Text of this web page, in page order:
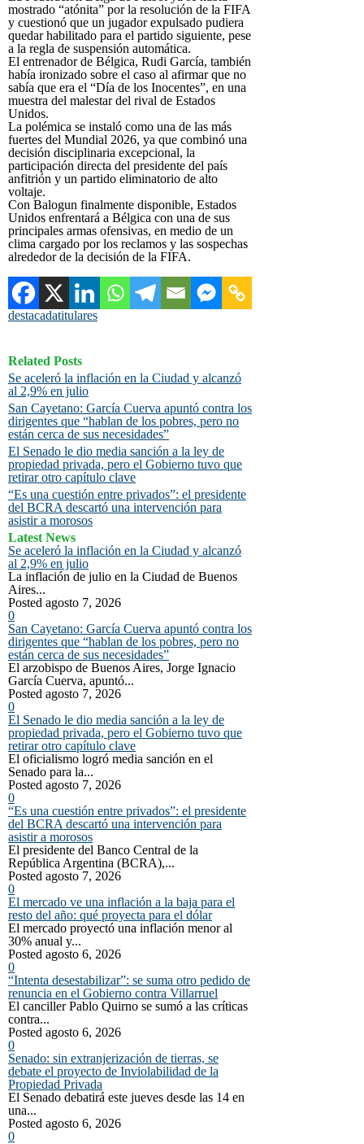
mostrado “atónita” por la resolución de la FIFA
y cuestionó que un jugador expulsado pudiera
quedar habilitado para el partido siguiente, pese
a la regla de suspensión automática.
El entrenador de Bélgica, Rudi García, también
había ironizado sobre el caso al afirmar que no
sabía que era el “Día de los Inocentes”, en una
muestra del malestar del rival de Estados
Unidos.
La polémica se instaló como una de las más
fuertes del Mundial 2026, ya que combinó una
decisión disciplinaria excepcional, la
participación directa del presidente del país
anfitrión y un partido eliminatorio de alto
voltaje.
Con Balogun finalmente disponible, Estados
Unidos enfrentará a Bélgica con una de sus
principales armas ofensivas, en medio de un
clima cargado por los reclamos y las sospechas
alrededor de la decisión de la FIFA.
destacadatitulares
Related Posts
Se aceleró la inflación en la Ciudad y alcanzó
al 2,9% en julio
San Cayetano: García Cuerva apuntó contra los
dirigentes que “hablan de los pobres, pero no
están cerca de sus necesidades”
El Senado le dio media sanción a la ley de
propiedad privada, pero el Gobierno tuvo que
retirar otro capítulo clave
“Es una cuestión entre privados”: el presidente
del BCRA descartó una intervención para
asistir a morosos
Latest News
Se aceleró la inflación en la Ciudad y alcanzó
al 2,9% en julio
La inflación de julio en la Ciudad de Buenos
Aires...
Posted agosto 7, 2026
0
San Cayetano: García Cuerva apuntó contra los
dirigentes que “hablan de los pobres, pero no
están cerca de sus necesidades”
El arzobispo de Buenos Aires, Jorge Ignacio
García Cuerva, apuntó...
Posted agosto 7, 2026
0
El Senado le dio media sanción a la ley de
propiedad privada, pero el Gobierno tuvo que
retirar otro capítulo clave
El oficialismo logró media sanción en el
Senado para la...
Posted agosto 7, 2026
0
“Es una cuestión entre privados”: el presidente
del BCRA descartó una intervención para
asistir a morosos
El presidente del Banco Central de la
República Argentina (BCRA),...
Posted agosto 7, 2026
0
El mercado ve una inflación a la baja para el
resto del año: qué proyecta para el dólar
El mercado proyectó una inflación menor al
30% anual y...
Posted agosto 6, 2026
0
“Intenta desestabilizar”: se suma otro pedido de
renuncia en el Gobierno contra Villarruel
El canciller Pablo Quirno se sumó a las críticas
contra...
Posted agosto 6, 2026
0
Senado: sin extranjerización de tierras, se
debate el proyecto de Inviolabilidad de la
Propiedad Privada
El Senado debatirá este jueves desde las 14 en
una...
Posted agosto 6, 2026
0